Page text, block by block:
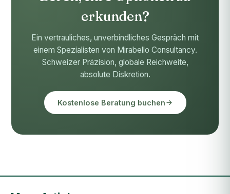
erkunden?
Ein vertrauliches, unverbindliches Gespräch mit
einem Spezialisten von Mirabello Consultancy.
Schweizer Präzision, globale Reichweite,
absolute Diskretion.
Kostenlose Beratung buchen